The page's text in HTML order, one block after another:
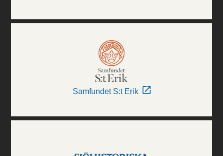
Samfundet S:t Erik